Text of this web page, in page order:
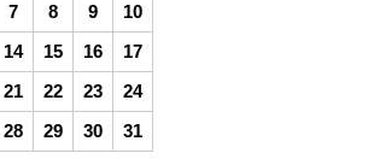
7 8 9
10
14 15 16
17
21 22 23
24
28 29 30 31